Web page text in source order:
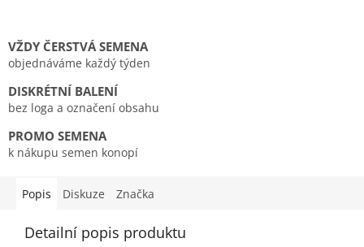
VŽDY ČERSTVÁ SEMENA
objednáváme každý týden
DISKRÉTNÍ BALENÍ
bez loga a označení obsahu
PROMO SEMENA
k nákupu semen konopí
Popis Diskuze Značka
Detailní popis produktu